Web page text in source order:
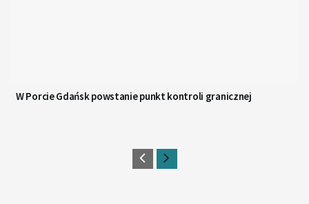
W Porcie Gdańsk powstanie punkt kontroli granicznej